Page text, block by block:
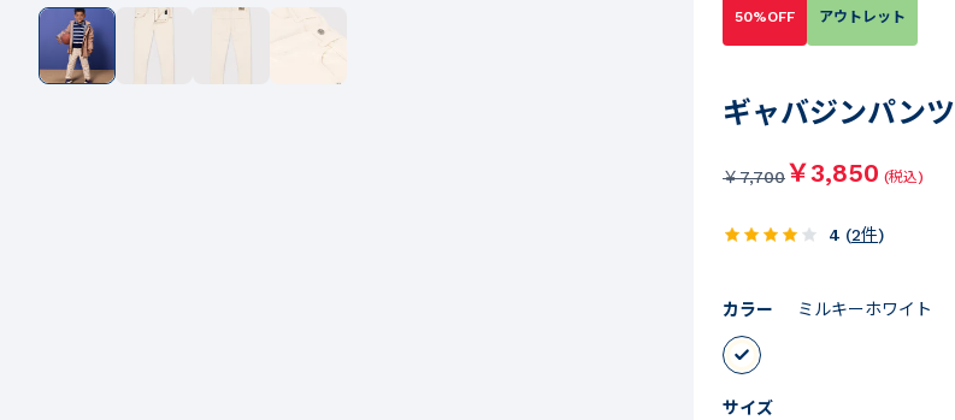
50%OFF
アウトレット
ギャバジンパンツ
￥7,700￥3,850 (税込)
4 (2件)
カラー ミルキーホワイト
サイズ